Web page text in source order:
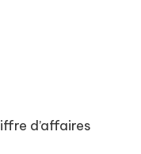
d’affaires